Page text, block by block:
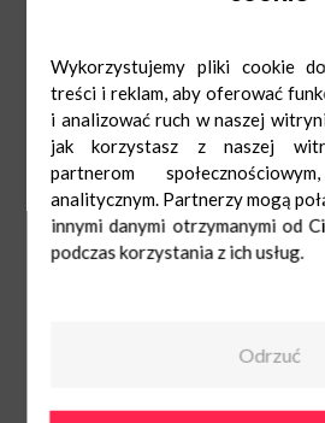
RTVEuroAGD
Pn-Sob: 9:00-
Ndz: 10:00-20:00
855 855 855
Wykorzystujemy pliki cookie
treści i reklam, aby oferować
i analizować ruch w naszej
jak korzystasz z naszej
partnerom
analitycznym. Partnerzy mogą
innymi danymi otrzymanymi od
podczas korzystania z ich usług.
Odrzuć